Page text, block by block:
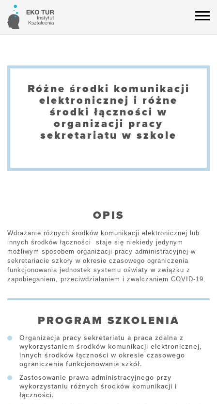
Różne środki komunikacji
elektronicznej i różne
środki łączności w
organizacji pracy
sekretariatu w szkole
OPIS
Wdrażanie różnych środków komunikacji elektronicznej lub
innych środków łączności staje się niekiedy jedynym
możliwym sposobem organizacji pracy administracyjnej w
sekretariacie szkoły w okresie czasowego ograniczenia
funkcjonowania jednostek systemu oświaty w związku z
zapobieganiem, przeciwdziałaniem i zwalczaniem COVID-19.
PROGRAM SZKOLENIA
Organizacja pracy sekretariatu a praca zdalna z
wykorzystaniem środków komunikacji elektronicznej,
innych środków łączności w okresie czasowego
ograniczenia funkcjonowania szkół.
Zastosowanie prawa administracyjnego przy
wykorzystaniu różnych środków komunikacji i
łączności.